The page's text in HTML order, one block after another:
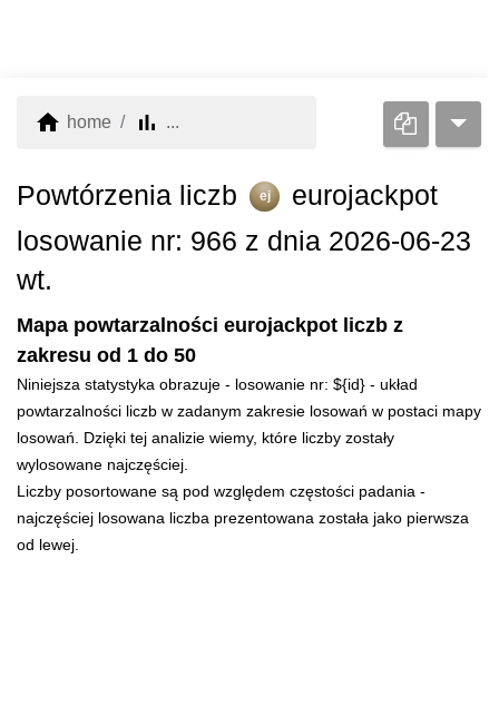
home home bar_chart ...
Powtórzenia liczb ej
eurojackpot
losowanie nr: 966 z dnia 2026-06-23
wt.
Mapa powtarzalności eurojackpot liczb z
zakresu od 1 do 50
Niniejsza statystyka obrazuje - losowanie nr: ${id} - układ
powtarzalności liczb w zadanym zakresie losowań w postaci mapy
losowań. Dzięki tej analizie wiemy, które liczby zostały
wylosowane najczęściej.
Liczby posortowane są pod względem częstości padania -
najczęściej losowana liczba prezentowana została jako pierwsza
od lewej.